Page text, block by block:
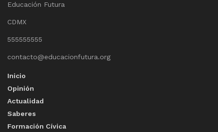
Educación Futura
CDMX
555555555
contacto@educacionfutura.org
Inicio
Opinión
Actualidad
Saberes
Formación Cívica